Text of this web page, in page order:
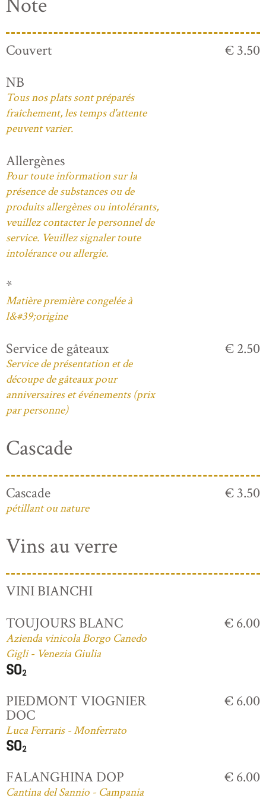
Note
Couvert
€ 3.50
NB
Tous nos plats sont préparés
fraîchement, les temps d'attente
peuvent varier.
Allergènes
Pour toute information sur la
présence de substances ou de
produits allergènes ou intolérants,
veuillez contacter le personnel de
service. Veuillez signaler toute
intolérance ou allergie.
*
Matière première congelée à
l&#39;origine
Service de gâteaux
Service de présentation et de
découpe de gâteaux pour
anniversaires et événements (prix
par personne)
€ 2.50
Cascade
Cascade
pétillant ou nature
€ 3.50
Vins au verre
VINI BIANCHI
TOUJOURS BLANC
Azienda vinicola Borgo Canedo
Gigli - Venezia Giulia
€ 6.00
PIEDMONT VIOGNIER
DOC
Luca Ferraris - Monferrato
€ 6.00
FALANGHINA DOP
Cantina del Sannio - Campania
€ 6.00